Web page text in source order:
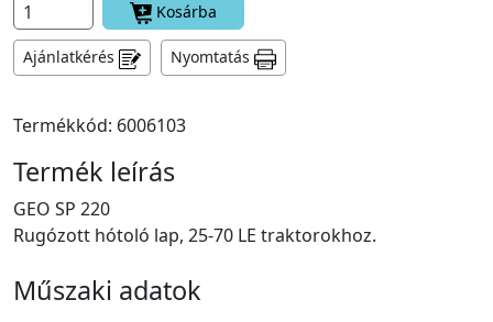
Kosárba
Ajánlatkérés Nyomtatás
Termékkód: 6006103
Termék leírás
GEO SP 220
Rugózott hótoló lap, 25-70 LE traktorokhoz.
Műszaki adatok